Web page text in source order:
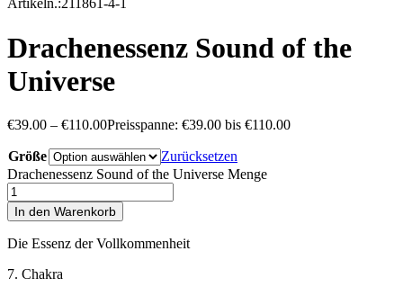
Artikeln.:211861-4-1
Drachenessenz Sound of the
Universe
€39.00 – €110.00Preisspanne: €39.00 bis €110.00
Größe
Zurücksetzen
Drachenessenz Sound of the Universe Menge
In den Warenkorb
Die Essenz der Vollkommenheit
7. Chakra